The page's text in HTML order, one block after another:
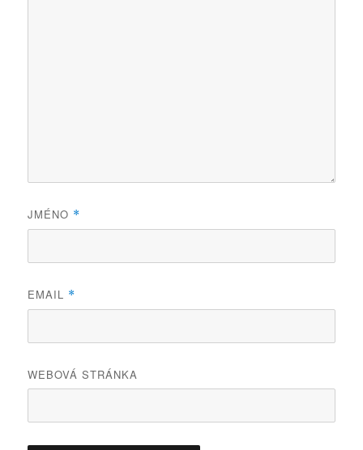
JMÉNO *
EMAIL *
WEBOVÁ STRÁNKA